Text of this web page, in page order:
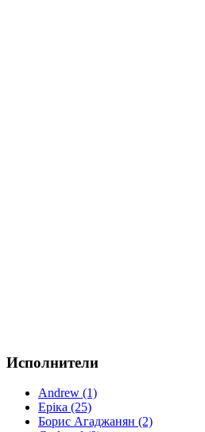
Исполнители
Andrew (1)
Еріка (25)
Борис Агаджанян (2)